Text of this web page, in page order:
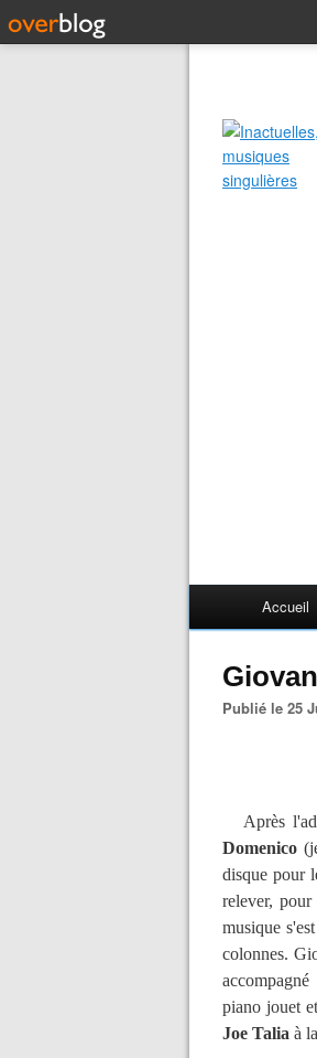
Accueil
Publié le 25
Après
Domenico
disque pour
relever,
musique
colonnes.
piano jouet
Joe Talia à